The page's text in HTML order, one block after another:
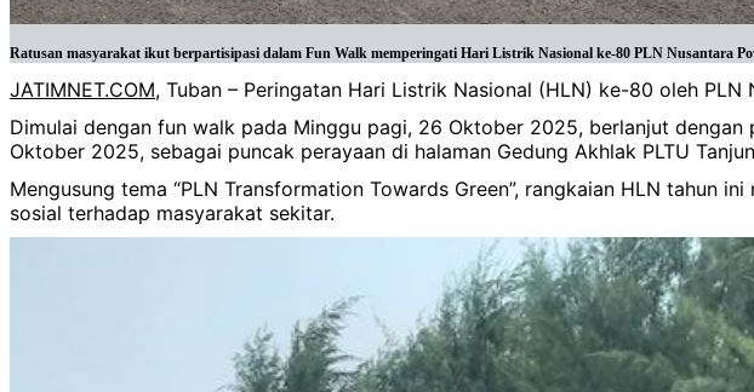
Ratusan masyarakat ikut berpartisipasi dalam Fun Walk memperingati Hari Listrik Nasional ke-80 PLN Nusantara
JATIMNET.COM, Tuban – Peringatan Hari Listrik Nasional (HLN) ke-80 oleh
Dimulai dengan fun walk pada Minggu pagi, 26 Oktober 2025, berlanjut
Oktober 2025, sebagai puncak perayaan di halaman Gedung Akhlak PLTU
Mengusung tema “PLN Transformation Towards Green”, rangkaian HLN tahun
sosial terhadap masyarakat sekitar.